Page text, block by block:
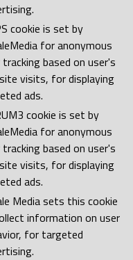
cookie is set by
for anonymous
based on user's
visits, for displaying
ads.
cookie is set by
for anonymous
based on user's
visits, for displaying
ads.
Media sets this cookie
information on user
for targeted